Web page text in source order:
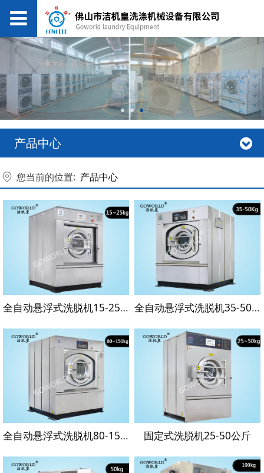
产品中心
您当前的位置: 产品中心
全自动悬浮式洗脱机15-25公斤 全自动悬浮式洗脱机35-50公斤
全自动悬浮式洗脱机80-150公斤 固定式洗脱机25-50公斤